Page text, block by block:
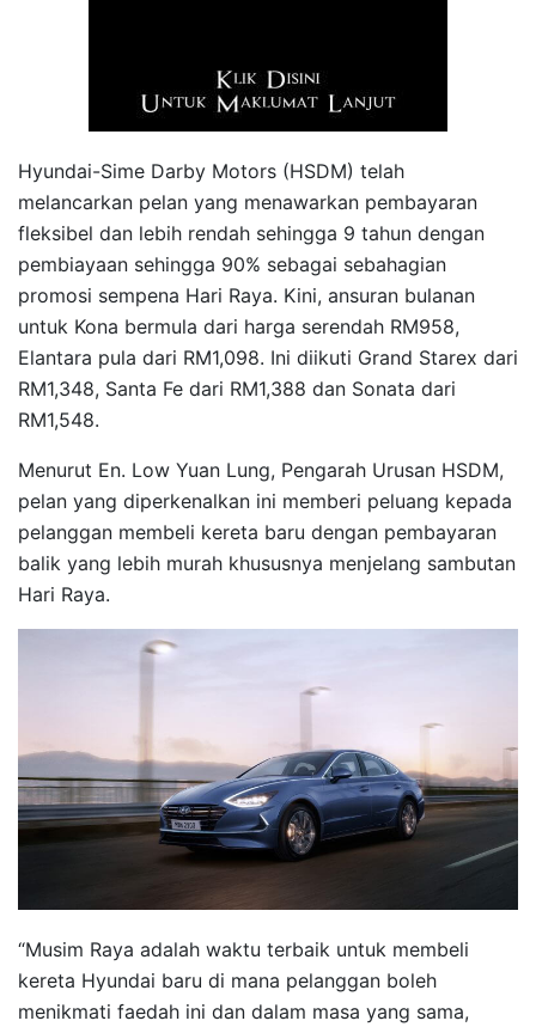
Hyundai-Sime Darby Motors (HSDM) telah
melancarkan pelan yang menawarkan pembayaran
fleksibel dan lebih rendah sehingga 9 tahun dengan
pembiayaan sehingga 90% sebagai sebahagian
promosi sempena Hari Raya. Kini, ansuran bulanan
untuk Kona bermula dari harga serendah RM958,
Elantara pula dari RM1,098. Ini diikuti Grand Starex dari
RM1,348, Santa Fe dari RM1,388 dan Sonata dari
RM1,548.
Menurut En. Low Yuan Lung, Pengarah Urusan HSDM,
pelan yang diperkenalkan ini memberi peluang kepada
pelanggan membeli kereta baru dengan pembayaran
balik yang lebih murah khususnya menjelang sambutan
Hari Raya.
“Musim Raya adalah waktu terbaik untuk membeli
kereta Hyundai baru di mana pelanggan boleh
menikmati faedah ini dan dalam masa yang sama,